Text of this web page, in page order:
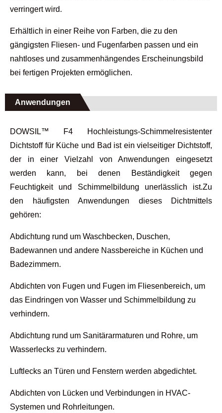
verringert wird.
Erhältlich in einer Reihe von Farben, die zu den
gängigsten Fliesen- und Fugenfarben passen und ein
nahtloses und zusammenhängendes Erscheinungsbild
bei fertigen Projekten ermöglichen.
Anwendungen
DOWSIL™ F4 Hochleistungs-Schimmelresistenter
Dichtstoff für Küche und Bad ist ein vielseitiger Dichtstoff,
der in einer Vielzahl von Anwendungen eingesetzt
werden kann, bei denen Beständigkeit gegen
Feuchtigkeit und Schimmelbildung unerlässlich ist.Zu
den häufigsten Anwendungen dieses Dichtmittels
gehören:
Abdichtung rund um Waschbecken, Duschen,
Badewannen und andere Nassbereiche in Küchen und
Badezimmern.
Abdichten von Fugen und Fugen im Fliesenbereich, um
das Eindringen von Wasser und Schimmelbildung zu
verhindern.
Abdichtung rund um Sanitärarmaturen und Rohre, um
Wasserlecks zu verhindern.
Luftlecks an Türen und Fenstern werden abgedichtet.
Abdichten von Lücken und Verbindungen in HVAC-
Systemen und Rohrleitungen.